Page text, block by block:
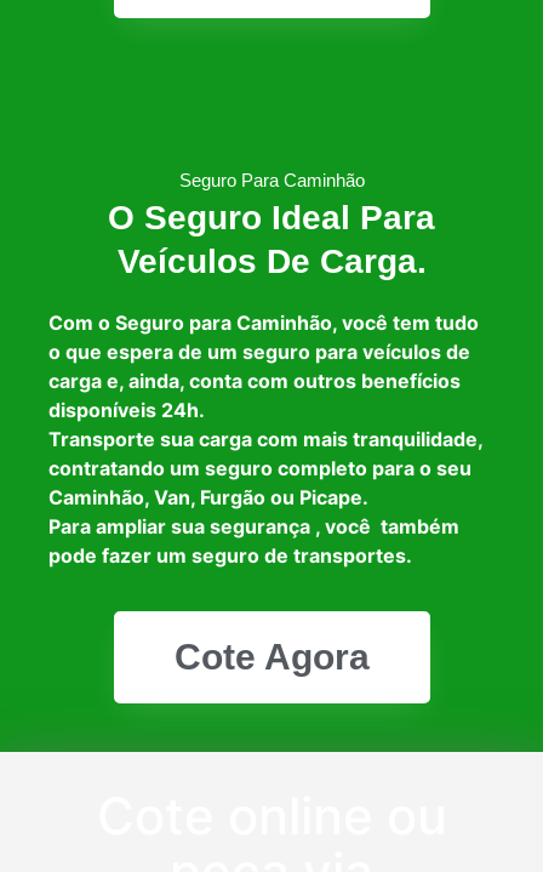
Seguro Para Caminhão
O Seguro Ideal Para
Veículos De Carga.
Com o Seguro para Caminhão, você tem tudo
o que espera de um seguro para veículos de
carga e, ainda, conta com outros benefícios
disponíveis 24h.
Transporte sua carga com mais tranquilidade,
contratando um seguro completo para o seu
Caminhão, Van, Furgão ou Picape.
Para ampliar sua segurança , você também
pode fazer um seguro de transportes.
Cote Agora